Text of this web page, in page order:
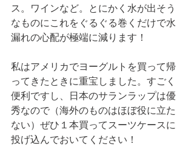
ス。ワインなど。とにかく水が出そう
なものにこれをぐるぐる巻くだけで水
漏れの心配が極端に減ります！
私はアメリカでヨーグルトを買って帰
ってきたときに重宝しました。すごく
便利ですし、日本のサランラップは優
秀なので（海外のものはほぼ役に立た
ない）ぜひ１本買ってスーツケースに
投げ込んでおいてください！